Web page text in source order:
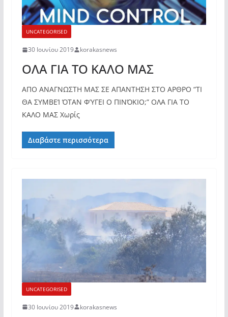
UNCATEGORISED
30 Ιουνίου 2019 korakasnews
ΟΛΑ ΓΙΑ ΤΟ ΚΑΛΟ ΜΑΣ
ΑΠΟ ΑΝΑΓΝΩΣΤΗ ΜΑΣ ΣΕ ΑΠΑΝΤΗΣΗ ΣΤΟ ΑΡΘΡΟ “ΤΙ
ΘΑ ΣΥΜΒΕΊ ΌΤΑΝ ΦΎΓΕΙ Ο ΠΙΝΌΚΙΟ;” ΟΛΑ ΓΙΑ ΤΟ
ΚΑΛΟ ΜΑΣ Χωρίς
Διαβάστε περισσότερα
UNCATEGORISED
30 Ιουνίου 2019 korakasnews